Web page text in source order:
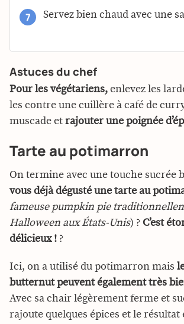
Servez bien chaud avec une
Astuces du chef
Pour les végétariens, enlevez les
les contre une cuillère à café de
muscade et rajouter une poignée
Tarte au potimarron
On termine avec une touche sucrée
vous déjà dégusté une tarte au
fameuse pumpkin pie
Halloween aux États-Unis) ? C’est
délicieux ! ?
Ici, on a utilisé du potimarron mais
butternut peuvent également très
Avec sa chair légèrement ferme et
rajoute quelques épices et le résultat